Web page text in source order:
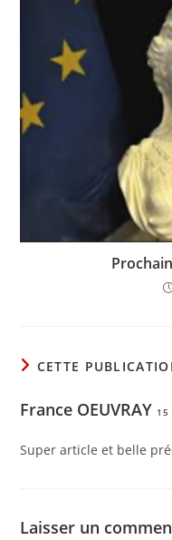
CETTE
France OEUVRAY 15
Super article et belle
Laisser un